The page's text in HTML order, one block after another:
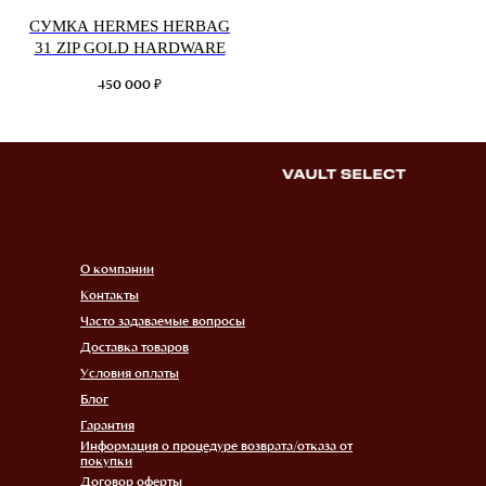
СУМКА HERMES HERBAG
31 ZIP GOLD HARDWARE
450 000 ₽
Контакты
Часто задаваемые вопросы
Доставка товаров
Условия оплаты
Гарантия
Блог
Договор оферты
Информация о процедуре возврата/отказа от
покупки
О компании